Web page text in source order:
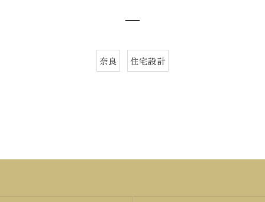
奈良 住宅設計